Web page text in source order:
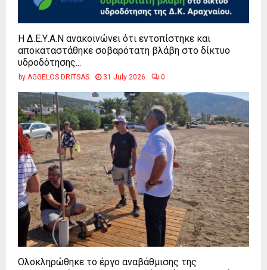
Η Δ.Ε.Υ.Α.Ν ανακοινώνει ότι εντοπίστηκε και
αποκαταστάθηκε σοβαρότατη βλάβη στο δίκτυο
υδροδότησης...
by AGGELOS DRITSAS 31 July 2026 0
Ολοκληρώθηκε το έργο αναβάθμισης της